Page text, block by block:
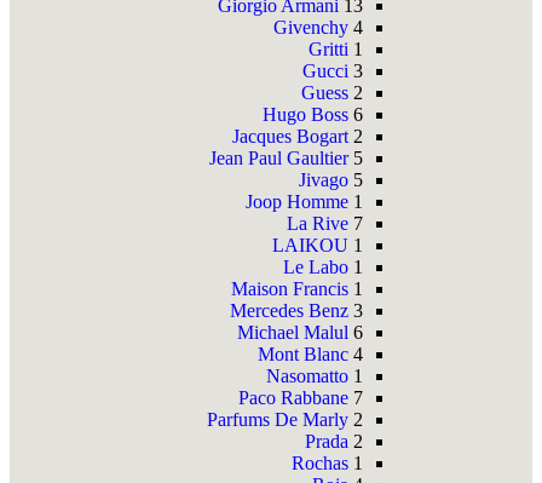
Giorgio Armani 13
Givenchy 4
Gritti 1
Gucci 3
Guess 2
Hugo Boss 6
Jacques Bogart 2
Jean Paul Gaultier 5
Jivago 5
Joop Homme 1
La Rive 7
LAIKOU 1
Le Labo 1
Maison Francis 1
Mercedes Benz 3
Michael Malul 6
Mont Blanc 4
Nasomatto 1
Paco Rabbane 7
Parfums De Marly 2
Prada 2
Rochas 1